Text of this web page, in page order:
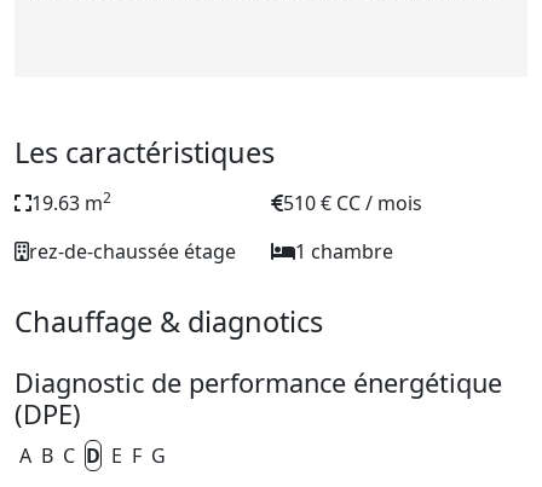
Les caractéristiques
19.63 m2
510 € CC / mois
rez-de-chaussée étage
1 chambre
Chauffage & diagnotics
Diagnostic de performance énergétique
(DPE)
A B C D E F G